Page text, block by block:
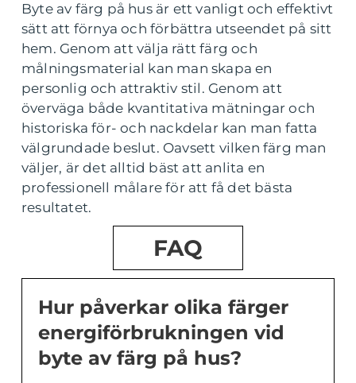
Byte av färg på hus är ett vanligt och effektivt
sätt att förnya och förbättra utseendet på sitt
hem. Genom att välja rätt färg och
målningsmaterial kan man skapa en
personlig och attraktiv stil. Genom att
överväga både kvantitativa mätningar och
historiska för- och nackdelar kan man fatta
välgrundade beslut. Oavsett vilken färg man
väljer, är det alltid bäst att anlita en
professionell målare för att få det bästa
resultatet.
FAQ
Hur påverkar olika färger
energiförbrukningen vid
byte av färg på hus?